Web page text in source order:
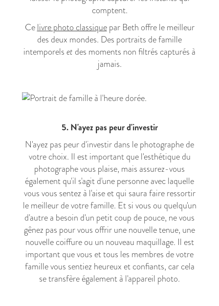
comptent.
Celivre photo classiquepar Beth offre le meilleur
des deux mondes. Des portraits de famille
intemporelset des moments non filtrés capturés à
jamais.
5. N'ayez pas peur d'investir
N'ayez pas peur d'investir dans le photographe de
votre choix. Il est important que l'esthétique du
photographe vous plaise, mais assurez-vous
également qu'il s'agit d'une personne avec laquelle
vous vous sentez à l'aise et qui saura faire ressortir
le meilleur de votre famille. Et si vous ou quelqu'un
d'autre a besoin d'un petit coup de pouce, ne vous
gênez pas pour vous offrir une nouvelle tenue, une
nouvelle coiffure ou un nouveau maquillage. Il est
important que vous et tous les membres de votre
famille vous sentiez heureux et confiants, car cela
se transfère également à l'appareil photo.